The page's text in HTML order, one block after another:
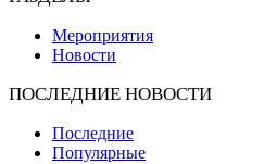
Мероприятия
Новости
ПОСЛЕДНИЕ НОВОСТИ
Последние
Популярные